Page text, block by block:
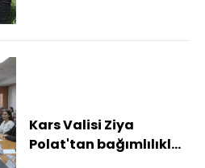
Kars Valisi Ziya
Polat'tan bağımlılıkla